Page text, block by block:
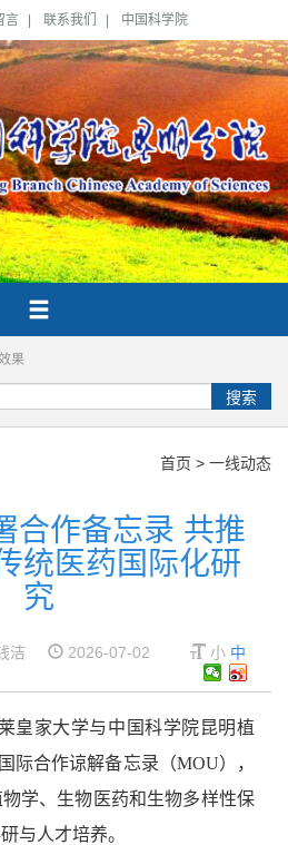
言 联系我们 中国科学院
果
搜索
首页 > 一线动态
合作备忘录 共推
统医药国际化研
究
洁 2026-07-02 小 中
皇家大学与中国科学院昆明植
际合作谅解备忘录（MOU），
学、生物医药和生物多样性保
与人才培养。